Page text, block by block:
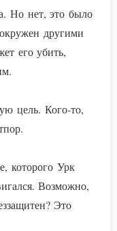
Но нет, это было
другими
его убить,
цель. Кого-то,
которого Урк
Возможно,
Это